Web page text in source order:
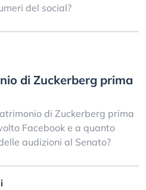
del social?
di Zuckerberg prima
di Zuckerberg prima
Facebook e a quanto
audizioni al Senato?